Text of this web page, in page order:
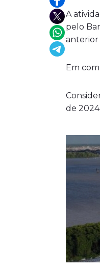
A
pelo
anterior
Em
de